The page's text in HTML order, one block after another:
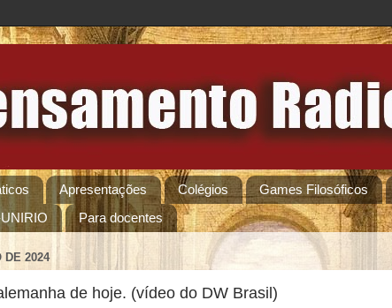
Apresentações Colégios Games Filosóficos
Para docentes
DE 2024
de hoje. (vídeo do DW Brasil)